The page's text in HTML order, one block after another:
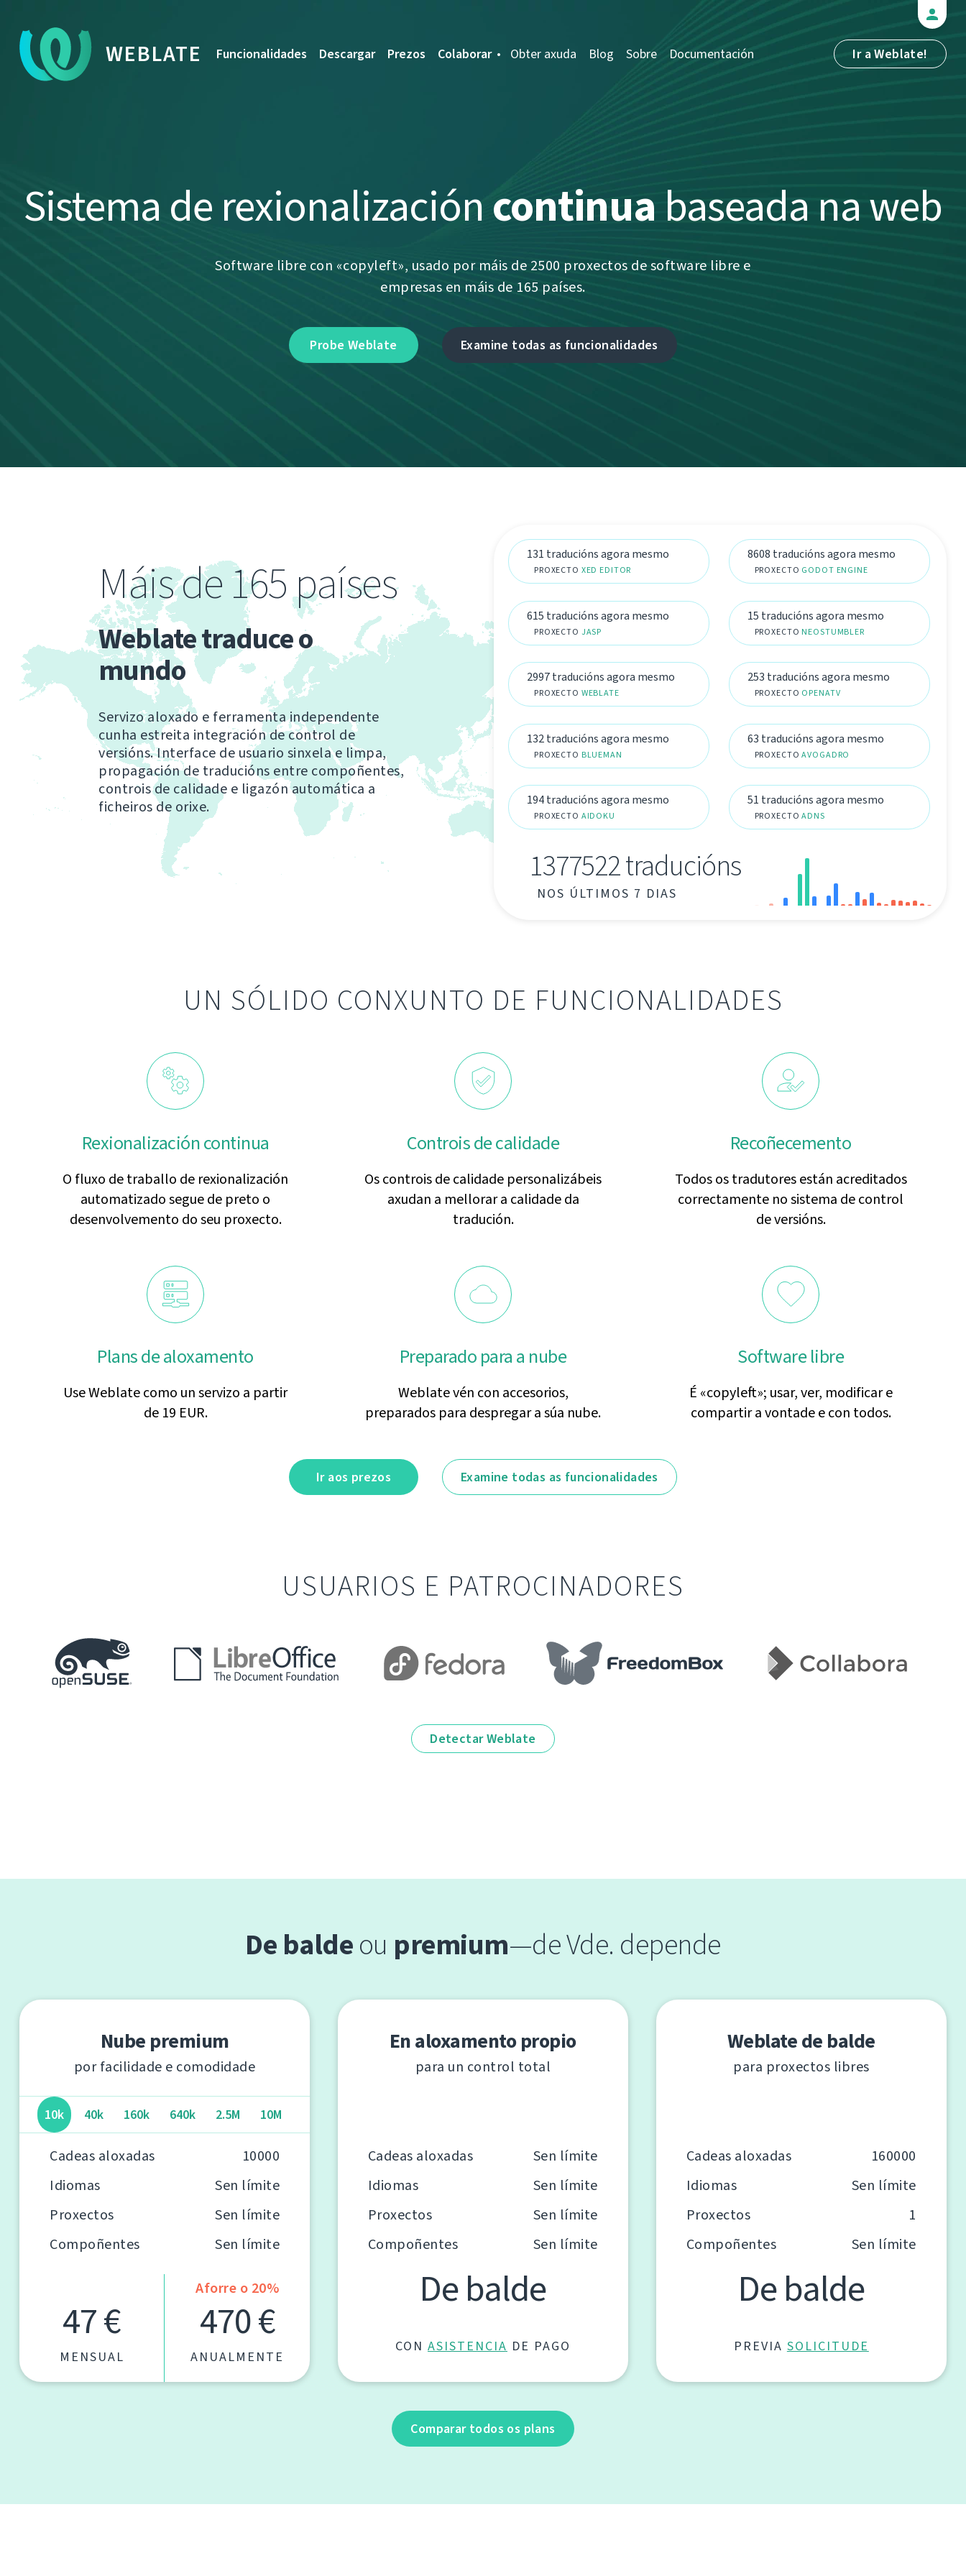
WEBLATE Ir a Weblate!
Funcionalidades Descargar Prezos Colaborar Obter axuda Blog Sobre Documentación
Sistema de rexionalización continua baseada na web
Software libre con «copyleft», usado por máis de 2500 proxectos de software libre e
empresas en máis de 165 países.
Probe Weblate Examine todas as funcionalidades
Máis de 165 países
Weblate traduce o
mundo
Servizo aloxado e ferramenta independente
cunha estreita integración de control de
versións. Interface de usuario sinxela e limpa,
propagación de traducións entre compoñentes,
controis de calidade e ligazón automática a
ficheiros de orixe.
131 traducións agora mesmo
PROXECTO XED EDITOR
8608 traducións agora mesmo
PROXECTO GODOT ENGINE
615 traducións agora mesmo
PROXECTO JASP
15 traducións agora mesmo
PROXECTO NEOSTUMBLER
2997 traducións agora mesmo
PROXECTO WEBLATE
253 traducións agora mesmo
PROXECTO OPENATV
132 traducións agora mesmo
PROXECTO BLUEMAN
63 traducións agora mesmo
PROXECTOAVOGADRO
194 traducións agora mesmo
PROXECTO AIDOKU
51 traducións agora mesmo
PROXECTOADNS
1377522 traducións
NOS ÚLTIMOS 7 DIAS
UN SÓLIDO CONXUNTO DE FUNCIONALIDADES
Rexionalización continua
O fluxo de traballo de rexionalización
automatizado segue de preto o
desenvolvemento do seu proxecto.
Controis de calidade
Os controis de calidade personalizábeis
axudan a mellorar a calidade da
tradución.
Recoñecemento
Todos os tradutores están acreditados
correctamente no sistema de control
de versións.
Plans de aloxamento
Use Weblate como un servizo a partir
de 19 EUR.
Preparado para a nube
Weblate vén con accesorios,
preparados para despregar a súa nube.
Software libre
É «copyleft»; usar, ver, modificar e
compartir a vontade e con todos.
Ir aos prezos Examine todas as funcionalidades
USUARIOS E PATROCINADORES
Detectar Weblate
De baldeou premium—de Vde. depende
Nube premium
por facilidade e comodidade
10k 40k 160k 640k 2.5M 10M
Cadeas aloxadas
10000
Idiomas
Sen límite
Proxectos
Sen límite
Compoñentes
Sen límite
47 €
MENSUAL
Aforre o 20%
470 €
ANUALMENTE
En aloxamento propio
para un control total
Cadeas aloxadas
Sen límite
Idiomas
Sen límite
Proxectos
Sen límite
Compoñentes
Sen límite
De balde
CON ASISTENCIA DE PAGO
Weblate de balde
para proxectos libres
Cadeas aloxadas
160000
Idiomas
Sen límite
Proxectos
1
Compoñentes
Sen límite
De balde
PREVIA SOLICITUDE
Comparar todos os plans